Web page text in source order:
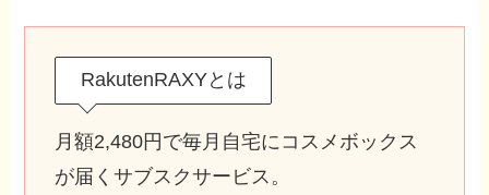
RakutenRAXYとは
月額2,480円で毎月自宅にコスメボックス
が届くサブスクサービス。